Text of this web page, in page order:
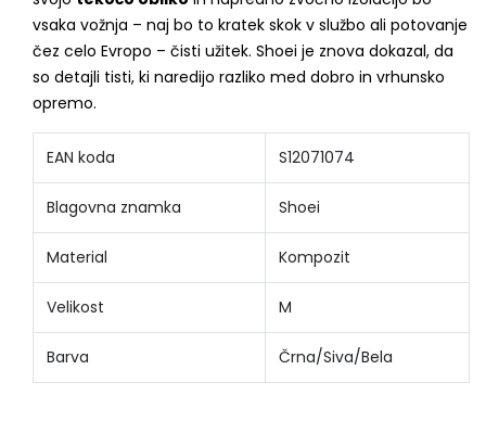
vsaka vožnja – naj bo to kratek skok v službo ali potovanje
čez celo Evropo – čisti užitek. Shoei je znova dokazal, da
so detajli tisti, ki naredijo razliko med dobro in vrhunsko
opremo.
EAN koda S12071074
Blagovna znamka Shoei
Material Kompozit
Velikost M
Barva Črna/Siva/Bela